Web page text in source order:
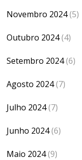
Novembro 2024(5)
Outubro 2024(4)
Setembro 2024(6)
Agosto 2024(7)
Julho 2024(7)
Junho 2024(6)
Maio 2024(9)